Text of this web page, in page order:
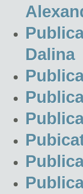
Dalina